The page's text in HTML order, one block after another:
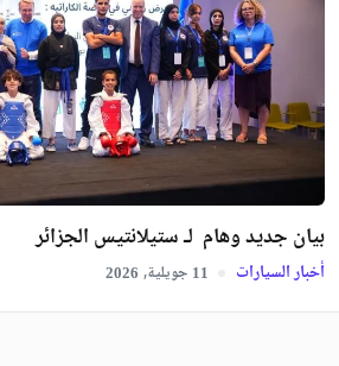
بيان جديد وهام لـ ستيلانتيس الجزائر
أخبار السيارات 11 جويلية, 2026